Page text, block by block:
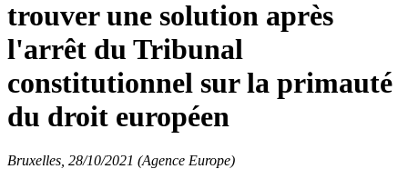
trouver une solution après
l'arrêt du Tribunal
constitutionnel sur la primauté
du droit européen
Bruxelles, 28/10/2021 (Agence Europe)